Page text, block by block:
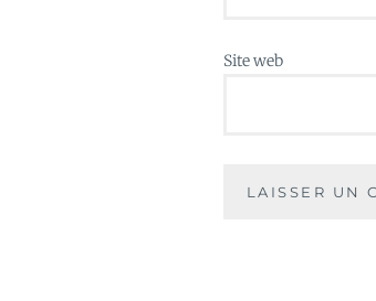
Site web